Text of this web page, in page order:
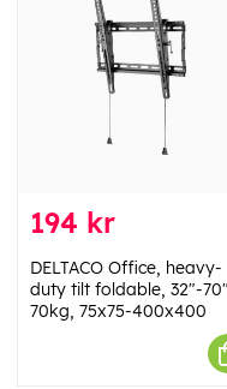
194 kr
DELTACO Office, heavy-
duty tilt foldable, 32"-
70kg, 75x75-400x400